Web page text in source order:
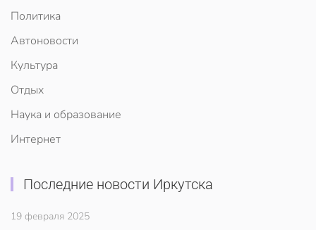
Политика
Автоновости
Культура
Отдых
Наука и образование
Интернет
Последние новости Иркутска
19 февраля 2025